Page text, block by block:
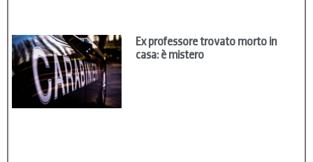
Ex professore trovato morto in
casa: è mistero